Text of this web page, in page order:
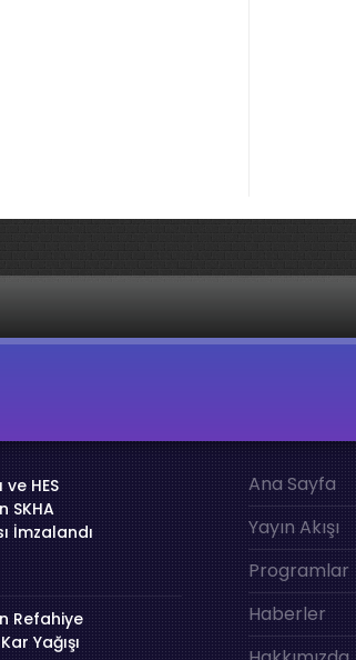
ve HES
SKHA
İmzalandı
Refahiye
Yağışı
Ana Sayfa
Yayın Akışı
Programlar
Haberler